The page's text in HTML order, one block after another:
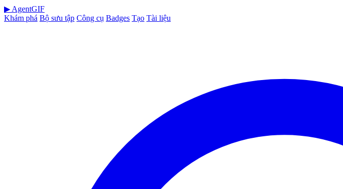
▶ AgentGIF
Khám phá Bộ sưu tập Công cụ Badges Tạo Tài liệu